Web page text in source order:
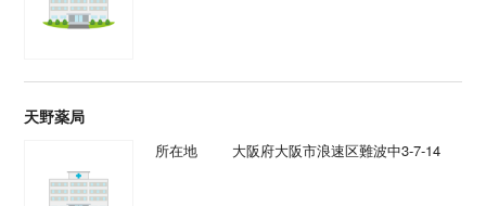
天野薬局
所在地 大阪府大阪市浪速区難波中3-7-14